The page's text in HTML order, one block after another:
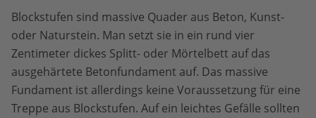
Blockstufen sind massive Quader aus Beton, Kunst-
oder Naturstein. Man setzt sie in ein rund vier
Zentimeter dickes Splitt- oder Mörtelbett auf das
ausgehärtete Betonfundament auf. Das massive
Fundament ist allerdings keine Voraussetzung für eine
Treppe aus Blockstufen. Auf ein leichtes Gefälle sollten